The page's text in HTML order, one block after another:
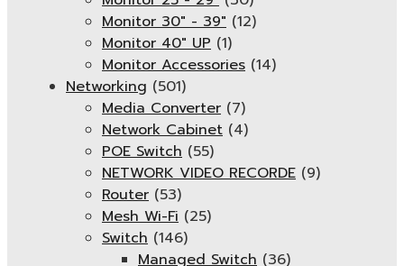
Monitor 30" - 39" (12)
Monitor 40" UP (1)
Monitor Accessories (14)
Networking (501)
Media Converter (7)
Network Cabinet (4)
POE Switch (55)
NETWORK VIDEO RECORDE (9)
Router (53)
Mesh Wi-Fi (25)
Switch (146)
Managed Switch (36)